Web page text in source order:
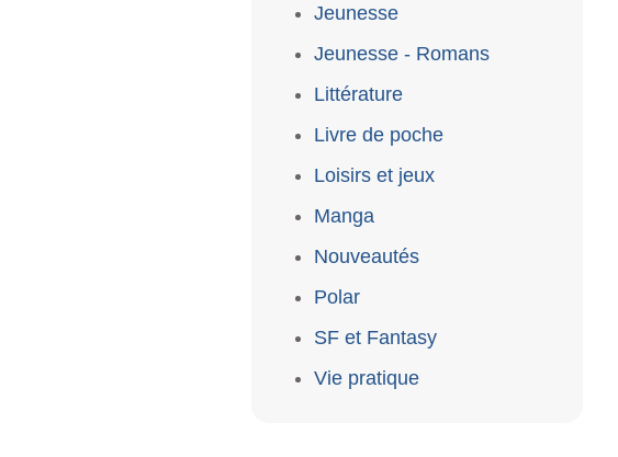
Jeunesse
Jeunesse - Romans
Littérature
Livre de poche
Loisirs et jeux
Manga
Nouveautés
Polar
SF et Fantasy
Vie pratique